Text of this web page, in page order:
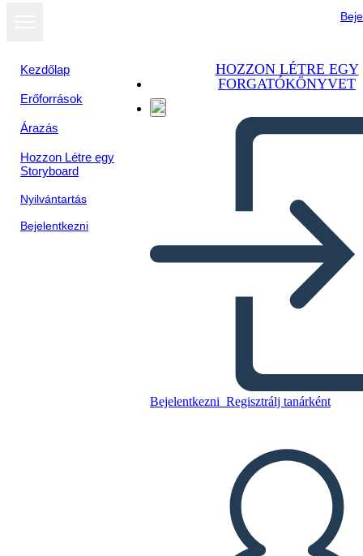
Kezdőlap
Erőforrások
Árazás
Hozzon Létre egy
Storyboard
Nyilvántartás
Bejelentkezni
HOZZON LÉTRE EGY
FORGATÓKÖNYVET
Bejelentkezni Regisztrálj tanárként
Terror ציר הזמן
Másolja ezt a forgatókönyvet
KÉSZÍTSEN EGY STORYBOARDOT
DIAVETÍTÉS LEJÁTSZÁSA
OLVASS NEKEM